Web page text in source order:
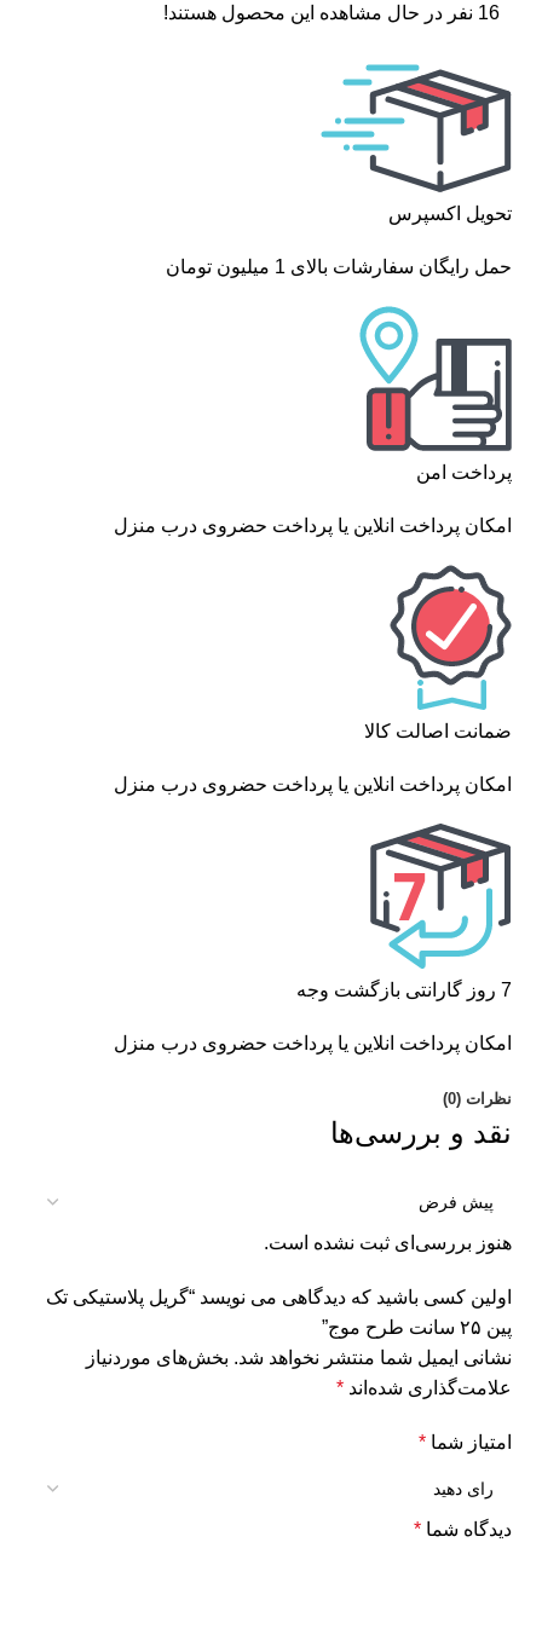
16 نفر در حال مشاهده این محصول هستند!
تحویل اکسپرس
حمل رایگان سفارشات بالای 1 میلیون تومان
پرداخت امن
امکان پرداخت انلاین یا پرداخت حضروی درب منزل
ضمانت اصالت کالا
امکان پرداخت انلاین یا پرداخت حضروی درب منزل
7 روز گارانتی بازگشت وجه
امکان پرداخت انلاین یا پرداخت حضروی درب منزل
نظرات (0)
نقد و بررسی‌ها
هنوز بررسی‌ای ثبت نشده است.
اولین کسی باشید که دیدگاهی می نویسد “گریل پلاستیکی تک
پین ۲۵ سانت طرح موج”
نشانی ایمیل شما منتشر نخواهد شد. بخش‌های موردنیاز
علامت‌گذاری شده‌اند *
امتیاز شما *
دیدگاه شما *